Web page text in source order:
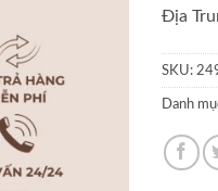
Địa
SKU:
Danh